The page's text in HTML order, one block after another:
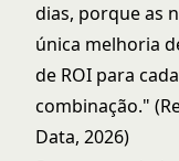
dias, porque as
única melhoria
de ROI para
combinação."
Data, 2026)